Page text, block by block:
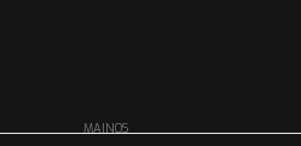
MAINOS